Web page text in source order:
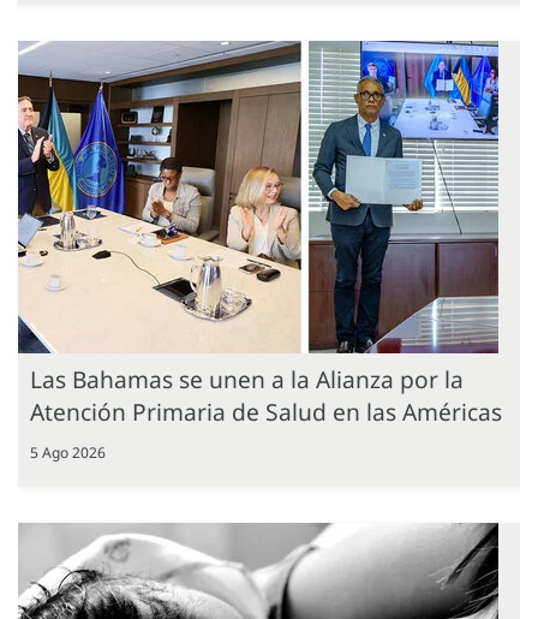
Las Bahamas se unen a la Alianza por la
Atención Primaria de Salud en las Américas
5 Ago 2026